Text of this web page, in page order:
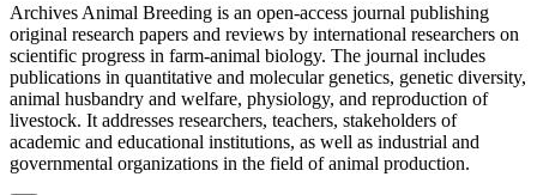
Archives Animal Breeding is an open-access journal publishing
original research papers and reviews by international researchers on
scientific progress in farm-animal biology. The journal includes
publications in quantitative and molecular genetics, genetic diversity,
animal husbandry and welfare, physiology, and reproduction of
livestock. It addresses researchers, teachers, stakeholders of
academic and educational institutions, as well as industrial and
governmental organizations in the field of animal production.